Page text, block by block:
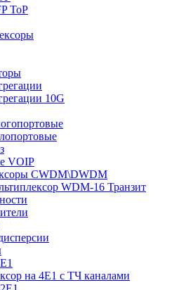
ToP
10G
VOIP
CWDM\DWDM
WDM-16 Транзит
на 4Е1 с ТЧ каналами